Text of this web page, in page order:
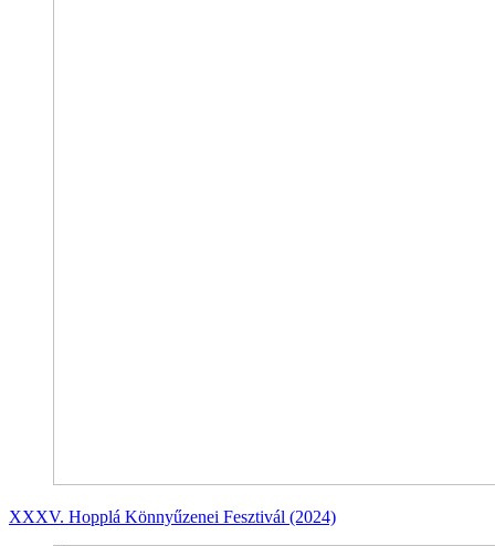
XXXV. Hopplá Könnyűzenei Fesztivál (2024)